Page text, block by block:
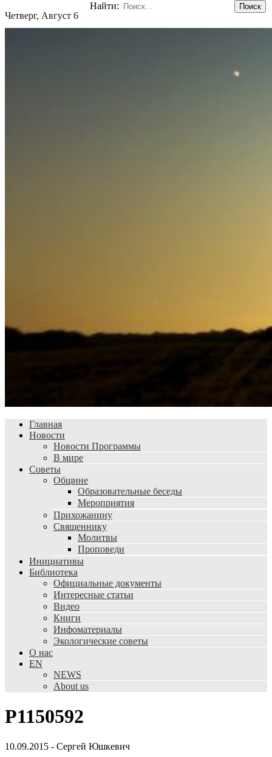
Четверг, Август 6
Найти:
Главная
Новости
Новости Программы
В мире
Советы
Общине
Образовательные беседы
Мероприятия
Прихожанину
Священнику
Молитвы
Проповеди
Инициативы
Библиотека
Официальные документы
Интересные статьи
Видео
Книги
Инфоматериалы
Экологические советы
О нас
EN
NEWS
About us
P1150592
10.09.2015 - Сергей Юшкевич